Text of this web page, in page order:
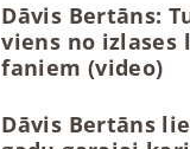
Dāvis Bertāns:
viens no izlases
faniem (video)
Dāvis Bertāns